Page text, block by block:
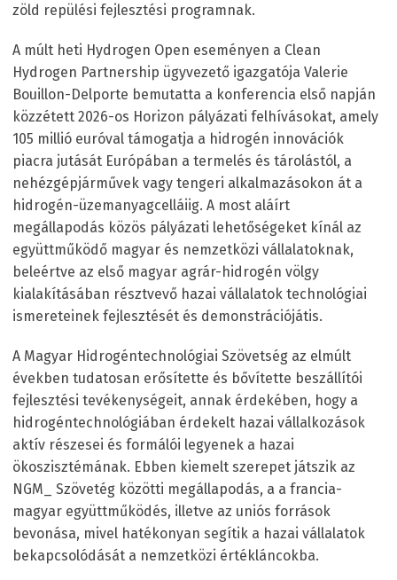
zöld repülési fejlesztési programnak.
A múlt heti Hydrogen Open eseményen a Clean
Hydrogen Partnership ügyvezető igazgatója Valerie
Bouillon-Delporte bemutatta a konferencia első napján
közzétett 2026-os Horizon pályázati felhívásokat, amely
105 millió euróval támogatja a hidrogén innovációk
piacra jutását Európában a termelés és tárolástól, a
nehézgépjárművek vagy tengeri alkalmazásokon át a
hidrogén-üzemanyagcelláiig. A most aláírt
megállapodás közös pályázati lehetőségeket kínál az
együttműködő magyar és nemzetközi vállalatoknak,
beleértve az első magyar agrár-hidrogén völgy
kialakításában résztvevő hazai vállalatok technológiai
ismereteinek fejlesztését és demonstrációjátis.
A Magyar Hidrogéntechnológiai Szövetség az elmúlt
években tudatosan erősítette és bővítette beszállítói
fejlesztési tevékenységeit, annak érdekében, hogy a
hidrogéntechnológiában érdekelt hazai vállalkozások
aktív részesei és formálói legyenek a hazai
ökoszisztémának. Ebben kiemelt szerepet játszik az
NGM_ Szövetég közötti megállapodás, a a francia-
magyar együttműködés, illetve az uniós források
bevonása, mivel hatékonyan segítik a hazai vállalatok
bekapcsolódását a nemzetközi értékláncokba.